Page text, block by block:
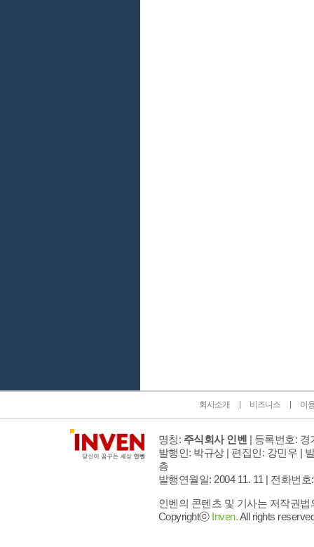
회사소개 비즈니스 이
명칭: 주식회사 인벤 | 등록번호: 경
발행인: 박규상 | 편집인: 강민우 |
층
발행연월일: 2004 11. 11 | 전화번호
인벤의 콘텐츠 및 기사는 저작권
Copyrightⓒ Inven.All rights